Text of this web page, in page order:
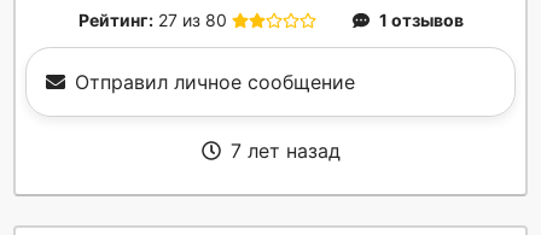
Рейтинг: 27 из 80 1 отзывов
Отправил личное сообщение
7 лет назад